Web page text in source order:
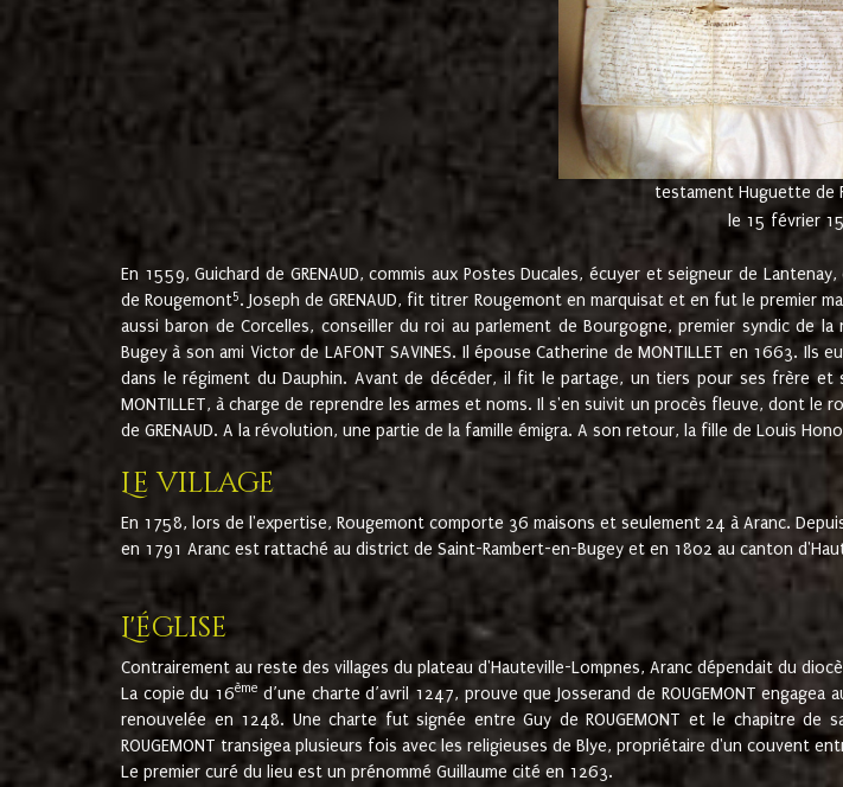
testament Huguette de
le 15 février
En 1559, Guichard de GRENAUD, commis aux Postes Ducales, écuyer et seigneur de
de Rougemont5. Joseph de GRENAUD, fit titrer Rougemont en marquisat et en fut le premier
aussi baron de Corcelles, conseiller du roi au parlement de Bourgogne, premier syndic de
Bugey à son ami Victor de LAFONT SAVINES. Il épouse Catherine de MONTILLET en 1663.
dans le régiment du Dauphin. Avant de décéder, il fit le partage, un tiers pour ses frère et
MONTILLET, à charge de reprendre les armes et noms. Il s'en suivit un procès fleuve, dont le
de GRENAUD. A la révolution, une partie de la famille émigra. A son retour, la fille de Louis
Le village
En 1758, lors de l'expertise, Rougemont comporte 36 maisons et seulement 24 à Aranc.
en 1791 Aranc est rattaché au district de Saint-Rambert-en-Bugey et en 1802 au canton
L'église
Contrairement au reste des villages du plateau d'Hauteville-Lompnes, Aranc dépendait du
La copie du 16ème d’une charte d’avril 1247, prouve que Josserand de ROUGEMONT
renouvelée en 1248. Une charte fut signée entre Guy de ROUGEMONT et le chapitre
ROUGEMONT transigea plusieurs fois avec les religieuses de Blye, propriétaire d'un couvent
Le premier curé du lieu est un prénommé Guillaume cité en 1263.